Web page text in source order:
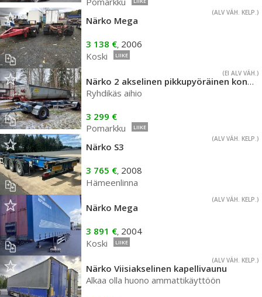
(ALV VÄH. KELP.)
Närko Mega
3 138 €, 2006
Koski
LIIKE
(EI ALV VÄH.)
Närko 2 akselinen pikkupyöräinen konttikärry
Ryhdikäs aihio
3 299 €
Pomarkku
LIIKE
(ALV VÄH. KELP.)
Närko S3
3 765 €, 2008
Hämeenlinna
(ALV VÄH. KELP.)
Närko Mega
3 891 €, 2004
Koski
LIIKE
(ALV VÄH. KELP.)
Närko Viisiakselinen kapellivaunu
Alkaa olla huono ammattikäyttöön